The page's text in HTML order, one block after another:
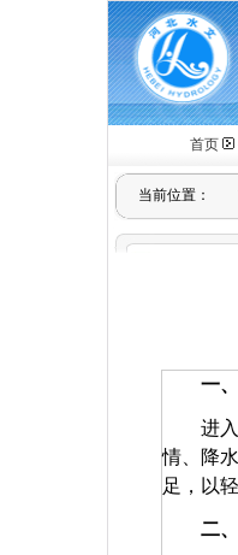
首页
当前位置：
一
进入
情、降
足，以
二